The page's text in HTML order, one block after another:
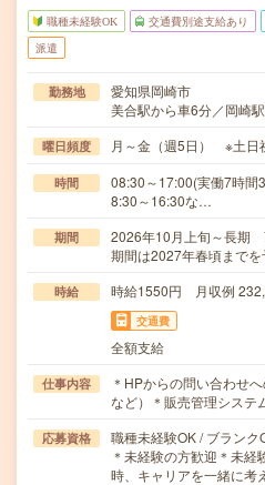
職種未経験OK 交通費別途支給あり
派遣
勤務地
愛知県岡崎市
美合駅から車6分／岡崎
曜日頻度 月～金（週5日） ※土日
時間
08:30～17:00(実働7時間
8:30～16:30な…
期間
2026年10月上旬～長期
期間は2027年春頃まで
時給 時給1550円 月収例
交通費
全額支給
仕事内容
＊HPからの問い合わせ
など）＊販売管理シス
応募資格
職種未経験OK / ブランク
＊未経験の方歓迎＊未
時、キャリアを一緒に